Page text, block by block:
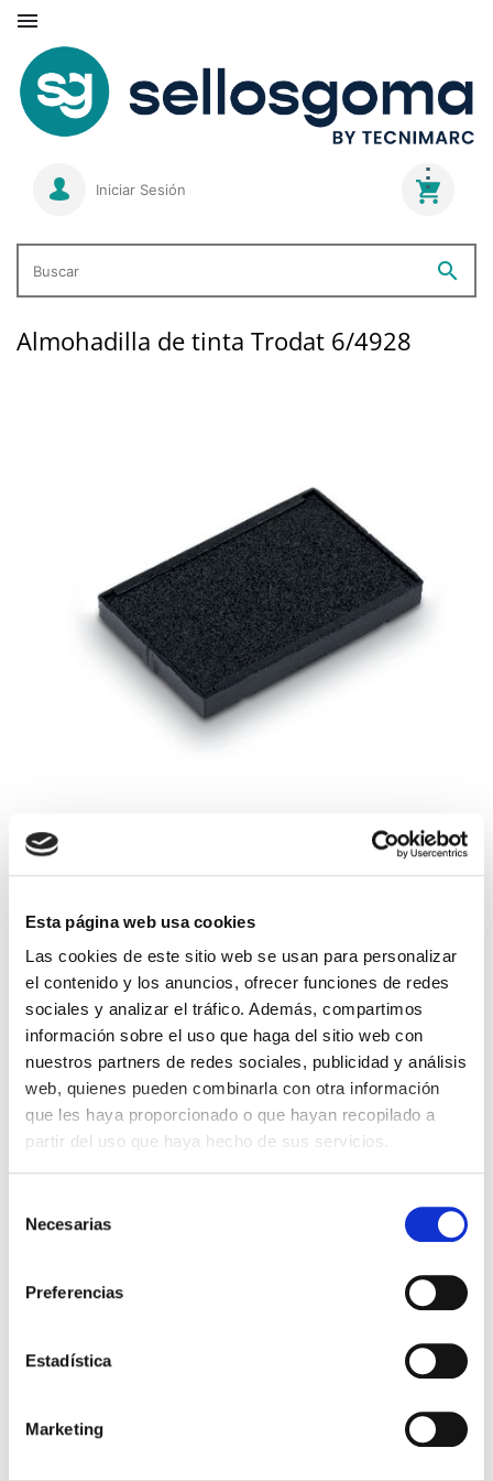
Esta página web usa cookies
Las cookies de este sitio web se usan para personalizar
el contenido y los anuncios, ofrecer funciones de redes
sociales y analizar el tráfico. Además, compartimos
información sobre el uso que haga del sitio web con
nuestros partners de redes sociales, publicidad y análisis
web, quienes pueden combinarla con otra información
que les haya proporcionado o que hayan recopilado a
partir del uso que haya hecho de sus servicios.
Necesarias
Preferencias
Estadística
Marketing

Iniciar Sesión
Buscar
search
Almohadilla de tinta Trodat 6/4928
7,84 € Impuestos incluidos
-
Negro Rojo
Tinta para sello Trodat 4928
Con cada almohadilla podrás hacer hasta 3000 impresiones
aproximadamente.